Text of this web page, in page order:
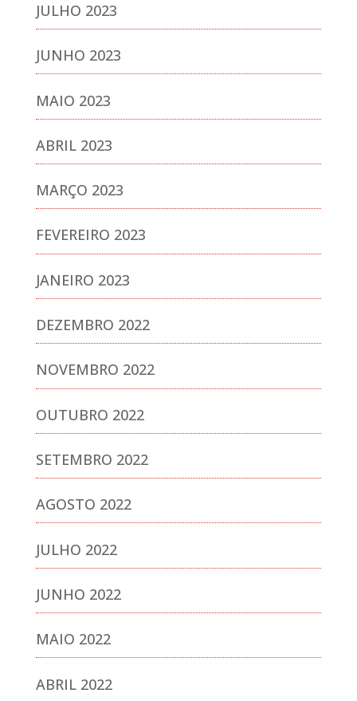
JULHO 2023
JUNHO 2023
MAIO 2023
ABRIL 2023
MARÇO 2023
FEVEREIRO 2023
JANEIRO 2023
DEZEMBRO 2022
NOVEMBRO 2022
OUTUBRO 2022
SETEMBRO 2022
AGOSTO 2022
JULHO 2022
JUNHO 2022
MAIO 2022
ABRIL 2022